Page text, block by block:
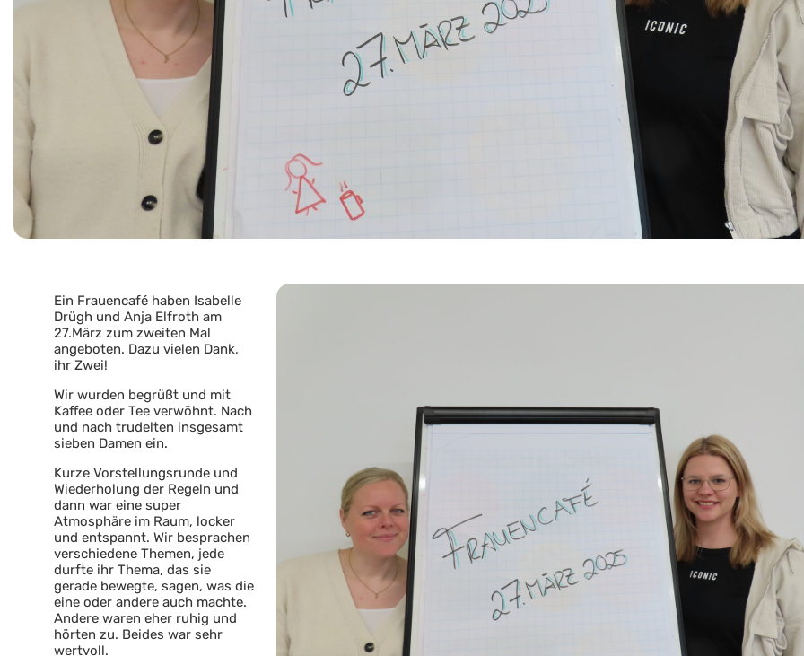
Ein Frauencafé haben Isabelle
Drügh und Anja Elfroth am
27.März zum zweiten Mal
angeboten. Dazu vielen Dank,
ihr Zwei!
Wir wurden begrüßt und mit
Kaffee oder Tee verwöhnt. Nach
und nach trudelten insgesamt
sieben Damen ein.
Kurze Vorstellungsrunde und
Wiederholung der Regeln und
dann war eine super
Atmosphäre im Raum, locker
und entspannt. Wir besprachen
verschiedene Themen, jede
durfte ihr Thema, das sie
gerade bewegte, sagen, was die
eine oder andere auch machte.
Andere waren eher ruhig und
hörten zu. Beides war sehr
wertvoll.